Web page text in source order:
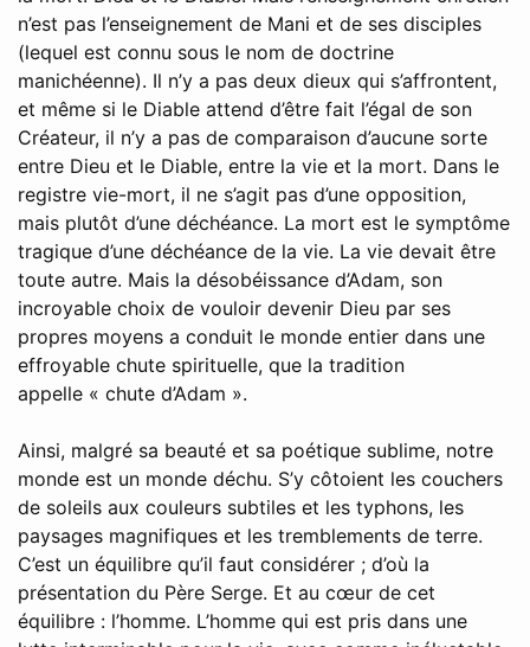
n’est pas l’enseignement de Mani et de ses disciples
(lequel est connu sous le nom de doctrine
manichéenne). Il n’y a pas deux dieux qui s’affrontent,
et même si le Diable attend d’être fait l’égal de son
Créateur, il n’y a pas de comparaison d’aucune sorte
entre Dieu et le Diable, entre la vie et la mort. Dans le
registre vie-mort, il ne s’agit pas d’une opposition,
mais plutôt d’une déchéance. La mort est le symptôme
tragique d’une déchéance de la vie. La vie devait être
toute autre. Mais la désobéissance d’Adam, son
incroyable choix de vouloir devenir Dieu par ses
propres moyens a conduit le monde entier dans une
effroyable chute spirituelle, que la tradition
appelle « chute d’Adam ».
Ainsi, malgré sa beauté et sa poétique sublime, notre
monde est un monde déchu. S’y côtoient les couchers
de soleils aux couleurs subtiles et les typhons, les
paysages magnifiques et les tremblements de terre.
C’est un équilibre qu’il faut considérer ; d’où la
présentation du Père Serge. Et au cœur de cet
équilibre : l’homme. L’homme qui est pris dans une